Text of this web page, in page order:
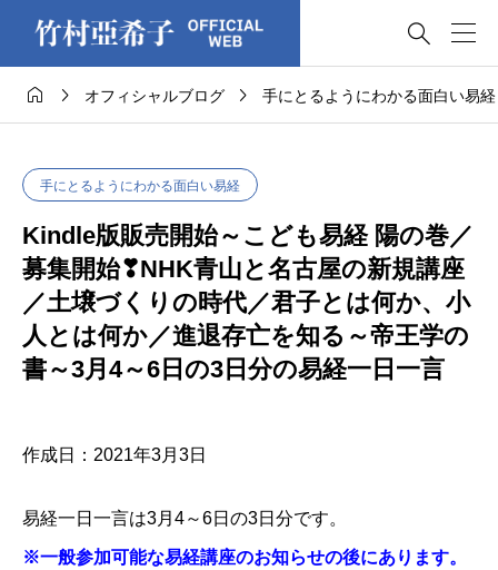

  オフィシャルブログ  手にとるようにわかる面白い易経
手にとるようにわかる面白い易経
Kindle版販売開始～こども易経 陽の巻／
募集開始❣NHK青山と名古屋の新規講座
／土壌づくりの時代／君子とは何か、小
人とは何か／進退存亡を知る～帝王学の
書～3月4～6日の3日分の易経一日一言
作成日：2021年3月3日
​​​​​​易経一日一言は3月4～6日の3日分です。
※一般参加可能な易経講座のお知らせの後にあります。